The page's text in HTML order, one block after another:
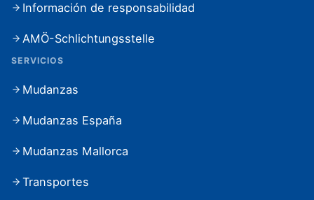
Información de responsabilidad
AMÖ-Schlichtungsstelle
SERVICIOS
Mudanzas
Mudanzas España
Mudanzas Mallorca
Transportes